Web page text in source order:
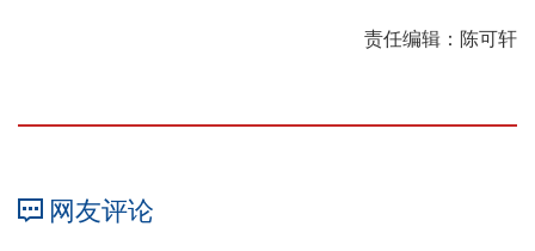
责任编辑：陈可轩
网友评论